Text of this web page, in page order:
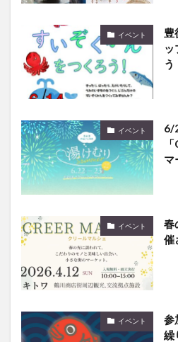
イベント
豊
ッ
う
イベント
6/
マ
イベント
春
催
イベント
参
繰